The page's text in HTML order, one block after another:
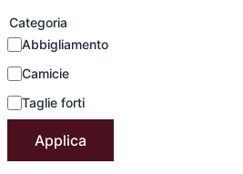
Categoria
Abbigliamento
Camicie
Taglie forti
Applica